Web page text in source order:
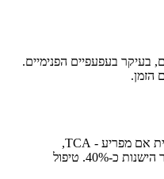
בעיקר בעפעפיים הפנימיים.
הזמן.
בירור רמות שומנים בדם. הסרה קוסמטית אם מפריע - TCA,
קריותרפיה, לייזר CO2 או כריתה. שיעור הישנות כ-40%. טיפול